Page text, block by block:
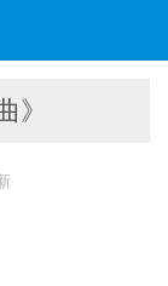
》